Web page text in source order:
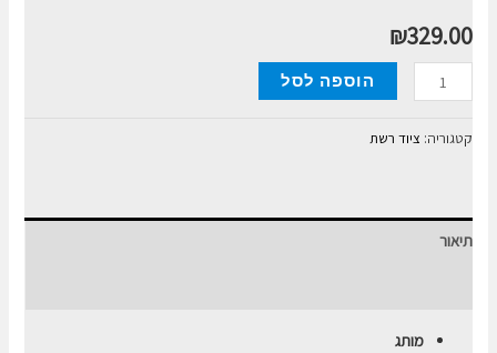
₪329.00
כמות
של
מפצל
D-
הוספה לסל
קטגוריה: ציוד רשת
תיאור
מותג